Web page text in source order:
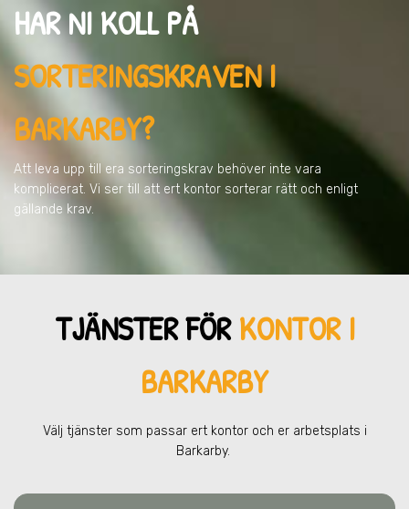
HAR NI KOLL PÅ
SORTERINGSKRAVENI
BARKARBY?
Att leva upp till era sorteringskrav behöver inte vara
komplicerat. Vi ser till att ert kontor sorterar rätt och enligt
gällande krav.
TJÄNSTER FÖRKONTOR I
BARKARBY
Välj tjänster som passar ert kontor och er arbetsplats i
Barkarby.